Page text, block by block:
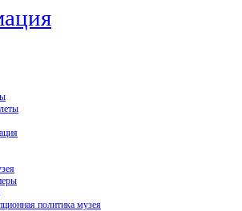
политика музея